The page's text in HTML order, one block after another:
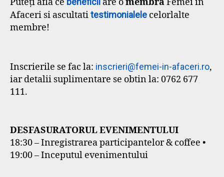
Puteți afla ce are omembraFemei in
Afaceri si ascultatitestimonialele celorlalte
membre!
Inscrierile se fac la: inscrieri@femei-in-afaceri.ro,
iar detalii suplimentare se obtin la: 0762 677
111.
DESFASURATORUL EVENIMENTULUI
18:30 – Inregistrarea participantelor & coffee •
19:00 – Inceputul evenimentului